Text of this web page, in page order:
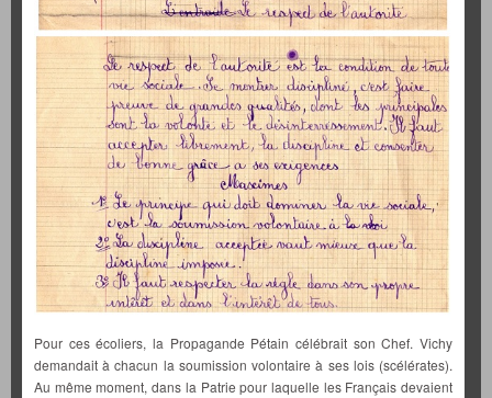
Pour ces écoliers, la Propagande Pétain célébrait son Chef. Vichy
demandait à chacun la soumission volontaire à ses lois (scélérates).
Au même moment, dans la Patrie pour laquelle les Français devaient